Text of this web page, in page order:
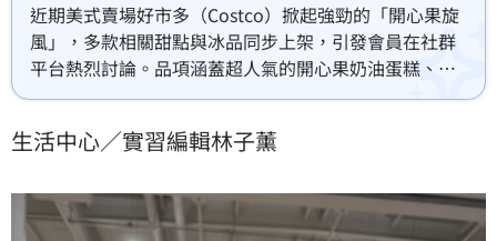
近期美式賣場好市多（Costco）掀起強勁的「開心果旋
風」，多款相關甜點與冰品同步上架，引發會員在社群
平台熱烈討論。品項涵蓋超人氣的開心果奶油蛋糕、流
心雪糕及菠蘿泡芙，豐富選擇讓愛好者直呼滿足。其
討論度最高的明星商品。這股綠色熱潮打破了開心果僅
門關鍵字，吸引大批消費者前往搶購朝聖。
生活中心／實習編輯林子薰